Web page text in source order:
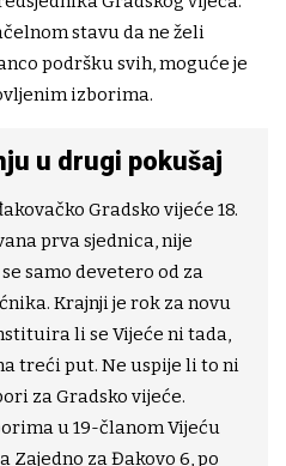
stavu da ne želi
podršku svih, moguće je
izborima.
u drugi pokušaj
Gradsko vijeće 18.
prva sjednica, nije
samo devetero od za
Krajnji je rok za novu
li se Vijeće ni tada,
treći put. Ne uspije li to ni
za Gradsko vijeće.
u 19-članom Vijeću
Zajedno za Đakovo 6, po